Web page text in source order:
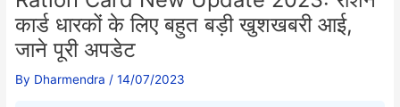
कार्ड धारकों के लिए बहुत बड़ी खुशखबरी आई,
जाने पूरी अपडेट
By Dharmendra /14/07/2023